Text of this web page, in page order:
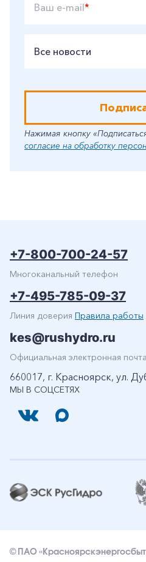
Ваш e-mail*
Все новости
Нажимая кнопку
согласие на обработку
МЫ В СОЦСЕТЯХ
+7-800-700-24-57
Многоканальный телефон
+7-495-785-09-37
Линия доверия Правила работы
kes@rushydro.ru
Официальная электронная почта
660017, г. Красноярск, ул.
© ПАО